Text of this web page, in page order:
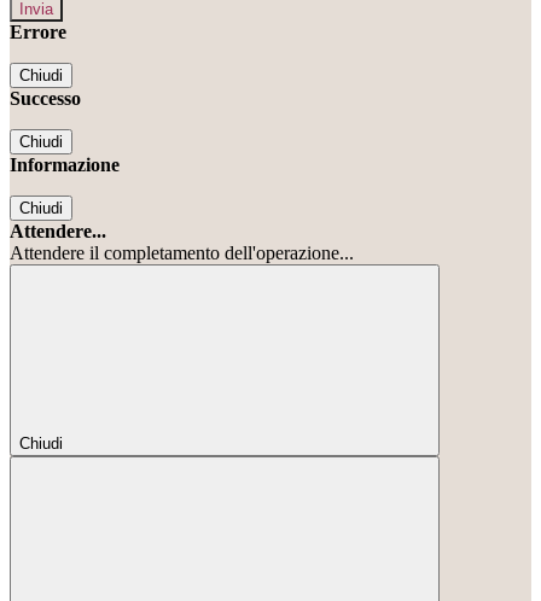
Errore
Chiudi
Successo
Chiudi
Informazione
Chiudi
Attendere...
Attendere il completamento dell'operazione...
Chiudi